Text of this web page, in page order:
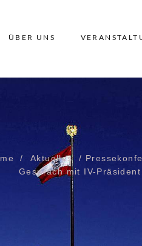
ÜBER UNS
Aktuelles
Gespräch mit IV-